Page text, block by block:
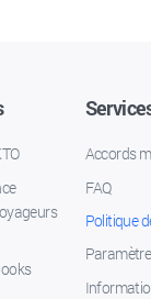
Accords
FAQ
Politique